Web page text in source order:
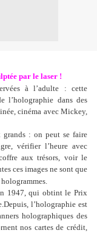
par le laser !
à l’adulte : cette
l’holographie dans des
cinéma avec Mickey,
grands : on peut se faire
vérifier l’heure avec
aux trésors, voir le
ces images ne sont que
1947, qui obtint le Prix
Depuis, l’holographie est
holographiques des
nos cartes de crédit,